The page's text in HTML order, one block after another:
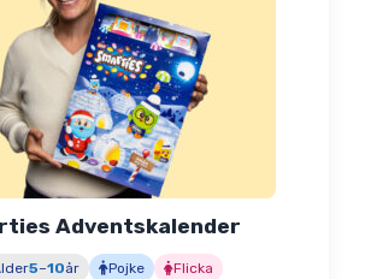
Adventskalender
5–10år Pojke Flicka